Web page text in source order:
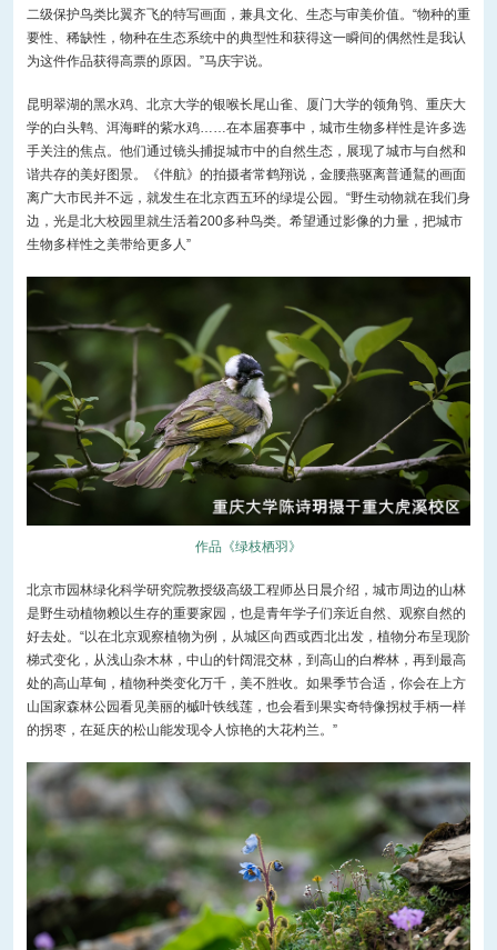
二级保护鸟类比翼齐飞的特写画面，兼具文化、生态与审美价值。“物种的重
要性、稀缺性，物种在生态系统中的典型性和获得这一瞬间的偶然性是我认
为这件作品获得高票的原因。”马庆宇说。
昆明翠湖的黑水鸡、北京大学的银喉长尾山雀、厦门大学的领角鸮、重庆大
学的白头鹎、洱海畔的紫水鸡……在本届赛事中，城市生物多样性是许多选
手关注的焦点。他们通过镜头捕捉城市中的自然生态，展现了城市与自然和
谐共存的美好图景。《伴航》的拍摄者常鹤翔说，金腰燕驱离普通鵟的画面
离广大市民并不远，就发生在北京西五环的绿堤公园。“野生动物就在我们身
边，光是北大校园里就生活着200多种鸟类。希望通过影像的力量，把城市
生物多样性之美带给更多人”
作品《绿枝栖羽》
北京市园林绿化科学研究院教授级高级工程师丛日晨介绍，城市周边的山林
是野生动植物赖以生存的重要家园，也是青年学子们亲近自然、观察自然的
好去处。“以在北京观察植物为例，从城区向西或西北出发，植物分布呈现阶
梯式变化，从浅山杂木林，中山的针阔混交林，到高山的白桦林，再到最高
处的高山草甸，植物种类变化万千，美不胜收。如果季节合适，你会在上方
山国家森林公园看见美丽的槭叶铁线莲，也会看到果实奇特像拐杖手柄一样
的拐枣，在延庆的松山能发现令人惊艳的大花杓兰。”